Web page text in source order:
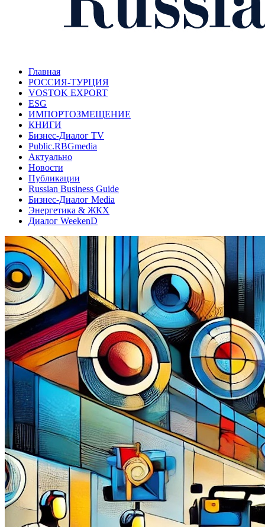
Главная
РОССИЯ-ТУРЦИЯ
VOSTOK EXPORT
ESG
ИМПОРТОЗМЕЩЕНИЕ
КНИГИ
Бизнес-Диалог TV
Public.RBGmedia
Актуально
Новости
Публикации
Russian Business Guide
Бизнес-Диалог Media
Энергетика & ЖКХ
Диалог WeekenD